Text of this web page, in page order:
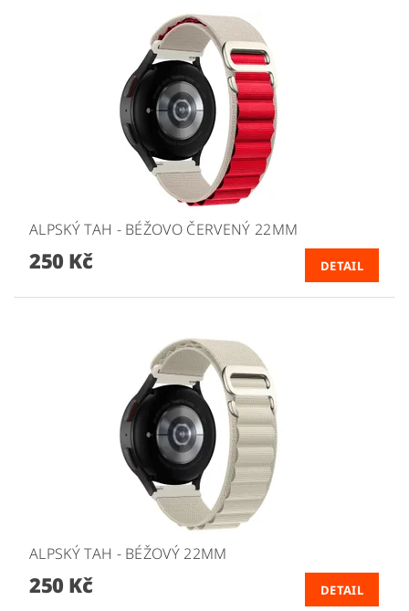
ALPSKÝ TAH - BÉŽOVO ČERVENÝ 22MM
250 Kč DETAIL
ALPSKÝ TAH - BÉŽOVÝ 22MM
250 Kč DETAIL